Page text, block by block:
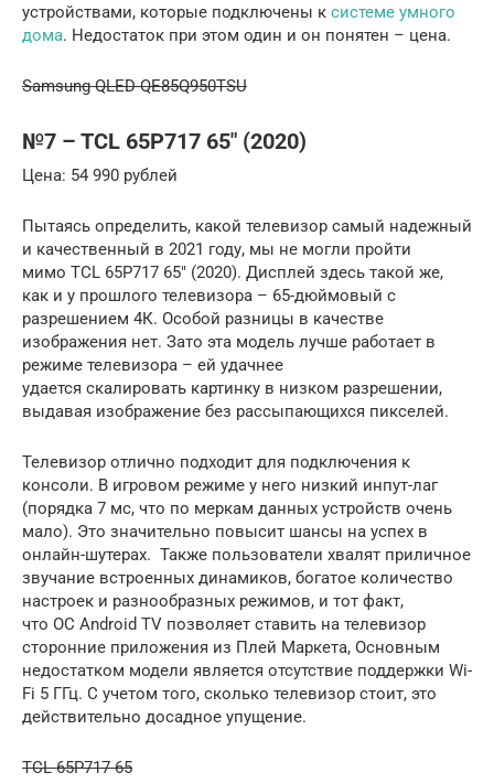
устройствами, которые подключены к системе умного
дома. Недостаток при этом один и он понятен – цена.
Samsung QLED QE85Q950TSU
№7 – TCL 65P717 65″ (2020)
Цена: 54 990 рублей
Пытаясь определить, какой телевизор самый надежный
и качественный в 2021 году, мы не могли пройти
мимо TCL 65P717 65″ (2020). Дисплей здесь такой же,
как и у прошлого телевизора – 65-дюймовый с
разрешением 4К. Особой разницы в качестве
изображения нет. Зато эта модель лучше работает в
режиме телевизора – ей удачнее
удается скалировать картинку в низком разрешении,
выдавая изображение без рассыпающихся пикселей.
Телевизор отлично подходит для подключения к
консоли. В игровом режиме у него низкий инпут-лаг
(порядка 7 мс, что по меркам данных устройств очень
мало). Это значительно повысит шансы на успех в
онлайн-шутерах. Также пользователи хвалят приличное
звучание встроенных динамиков, богатое количество
настроек и разнообразных режимов, и тот факт,
что ОС Android TV позволяет ставить на телевизор
сторонние приложения из Плей Маркета, Основным
недостатком модели является отсутствие поддержки Wi-
Fi 5 ГГц. С учетом того, сколько телевизор стоит, это
действительно досадное упущение.
TCL 65P717 65